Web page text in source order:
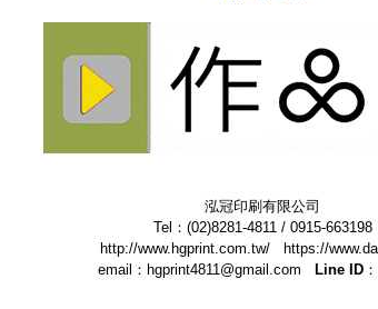
泓冠印刷有限公司
Tel：(02)8281-4811 / 0915-663198
http://www.hgprint.com.tw/ https://
email：hgprint4811@gmail.com
Line ID